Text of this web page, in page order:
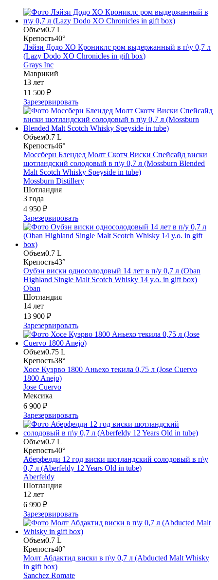
Объем0.7 L
Крепость40°
Лэйзи Додо ХО Крониклс ром выдержанный в п\у 0,7 л
(Lazy Dodo XO Chronicles in gift box)
Grays Inc
Маврикий
13 лет
11 500 ₽
Зарезервировать
Объем0.7 L
Крепость46°
Моссберн Блендед Молт Скотч Виски Спейсайд виски
шотландский солодовый в п\у 0,7 л (Mossburn Blended
Malt Scotch Whisky Speyside in tube)
Mossburn Distillery
Шотландия
3 года
4 950 ₽
Зарезервировать
Объем0.7 L
Крепость43°
Оубэн виски односолодовый 14 лет в п/у 0,7 л (Oban
Highland Single Malt Scotch Whisky 14 y.o. in gift box)
Oban
Шотландия
14 лет
13 900 ₽
Зарезервировать
Объем0.75 L
Крепость38°
Хосе Куэрво 1800 Аньехо текила 0,75 л (Jose Cuervo
1800 Anejo)
Jose Cuervo
Мексика
6 900 ₽
Зарезервировать
Объем0.7 L
Крепость40°
Аберфелди 12 год виски шотландский солодовый в п\у
0,7 л (Aberfeldy 12 Years Old in tube)
Aberfeldy
Шотландия
12 лет
6 990 ₽
Зарезервировать
Объем0.7 L
Крепость40°
Молт Абдактид виски в п\у 0,7 л (Abducted Malt Whisky
in gift box)
Sanchez Romate